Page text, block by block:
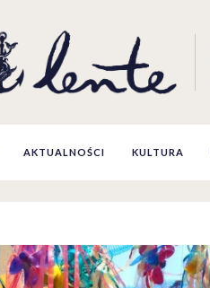
AKTUALNOŚCI KULTURA